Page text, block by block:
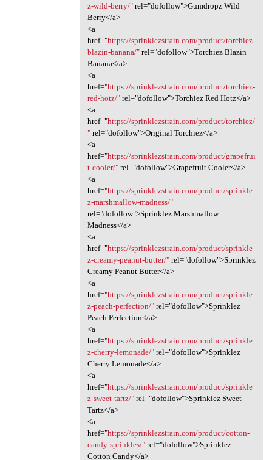
z-wild-berry/"rel="dofollow">Gumdropz Wild
Berry</a>
<a
href="https://sprinklezstrain.com/product/torchiez-
blazin-banana/"rel="dofollow">Torchiez Blazin
Banana</a>
<a
href="https://sprinklezstrain.com/product/torchiez-
red-hotz/"rel="dofollow">Torchiez Red Hotz</a>
<a
href="https://sprinklezstrain.com/product/torchiez/
"rel="dofollow">Original Torchiez</a>
<a
href="https://sprinklezstrain.com/product/grapefrui
t-cooler/"rel="dofollow">Grapefruit Cooler</a>
<a
href="https://sprinklezstrain.com/product/sprinkle
z-marshmallow-madness/"
rel="dofollow">Sprinklez Marshmallow
Madness</a>
<a
href="https://sprinklezstrain.com/product/sprinkle
z-creamy-peanut-butter/"rel="dofollow">Sprinklez
Creamy Peanut Butter</a>
<a
href="https://sprinklezstrain.com/product/sprinkle
z-peach-perfection/"rel="dofollow">Sprinklez
Peach Perfection</a>
<a
href="https://sprinklezstrain.com/product/sprinkle
z-cherry-lemonade/"rel="dofollow">Sprinklez
Cherry Lemonade</a>
<a
href="https://sprinklezstrain.com/product/sprinkle
z-sweet-tartz/"rel="dofollow">Sprinklez Sweet
Tartz</a>
<a
href="https://sprinklezstrain.com/product/cotton-
candy-sprinkles/"rel="dofollow">Sprinklez
Cotton Candy</a>